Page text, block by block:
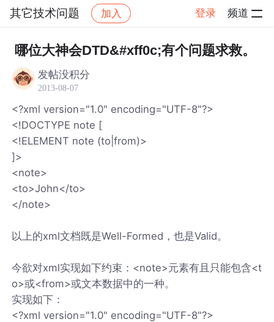
其它技术问题 加入 登录 频道
社区 其它技术问题 帖子详情
哪位大神会DTD&#xff0c;有个问题求救。
发帖没积分
2013-08-07
<?xml version="1.0" encoding="UTF-8"?>
<!DOCTYPE note [
<!ELEMENT note (to|from)>
]>
<note>
<to>John</to>
</note>
以上的xml文档既是Well-Formed，也是Valid。
今欲对xml实现如下约束：<note>元素有且只能包含<t
o>或<from>或文本数据中的一种。
实现如下：
<?xml version="1.0" encoding="UTF-8"?>